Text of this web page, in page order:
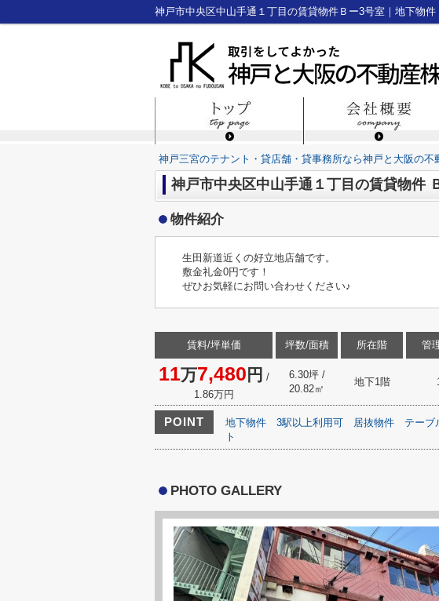
神戸三宮のテナント・貸店舗・貸事務所なら神戸と大阪の不
神戸市中央区中山手通１丁目の賃貸物件
物件紹介
生田新道近くの好立地店舗です。
敷金礼金0円です！
ぜひお気軽にお問い合わせください♪
賃料/坪単価
11万7,480 円 /
1.86万円
坪数/面積
6.30坪 /
20.82㎡
所在階
地下1階
管
POINT 地下物件 3駅以上利用可 居抜物件 テーブ
ト
PHOTO GALLERY